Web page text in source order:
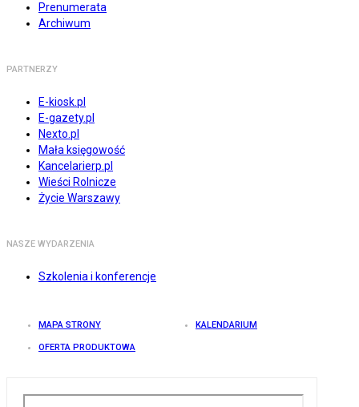
Prenumerata
Archiwum
PARTNERZY
E-kiosk.pl
E-gazety.pl
Nexto.pl
Mała księgowość
Kancelarierp.pl
Wieści Rolnicze
Życie Warszawy
NASZE WYDARZENIA
Szkolenia i konferencje
MAPA STRONY KALENDARIUM
OFERTA PRODUKTOWA